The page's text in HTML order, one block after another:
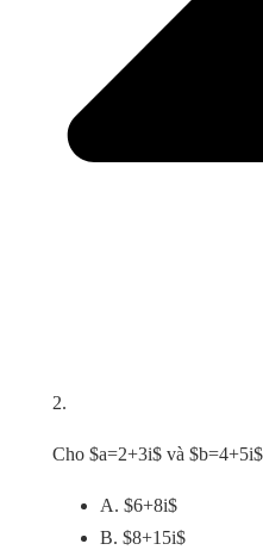
2.
Cho $a=2+3i$ và
A. $6+8i$
B. $8+15i$